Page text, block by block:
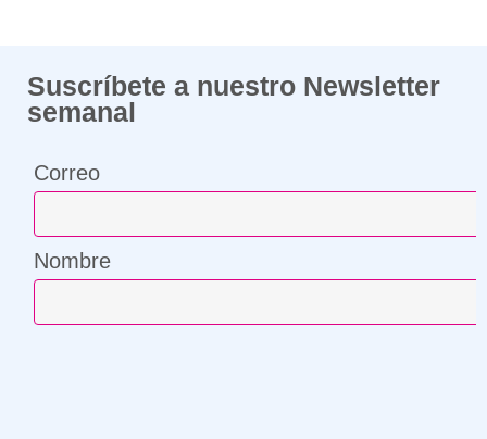
Suscríbete a nuestro Newsletter
semanal
Correo
Nombre